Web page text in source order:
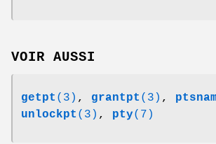
VOIR AUSSI
getpt (3) , grantpt (3) ,
unlockpt (3) , pty(7)